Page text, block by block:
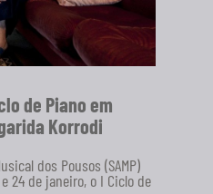
de Piano em
Korrodi
dos Pousos (SAMP)
24 de janeiro, o I Ciclo de